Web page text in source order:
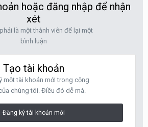
hoặc đăng nhập để nhận
xét
là một thành viên để lại một
bình luận
Tạo tài khoản
một tài khoản mới trong cộng
chúng tôi. Điều đó dễ mà.
Đăng ký tài khoản mới